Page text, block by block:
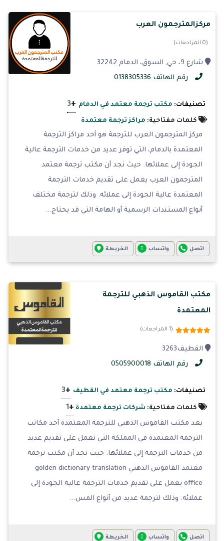
مركزالمترجمون العرب
(0 المراجعات)
شارع 9، حي, السوق، الدمام 32242
رقم الهاتف 0138305336
تصنيفات: مكتب ترجمة معتمد في الدمام +
3
كلمات مفتاحية: مراكز ترجمة معتمدة
مركز المترجمون العرب للترجمة هو أحد مراكز الترجمة
المعتمدة بالدمام، التي توفر عديد من خدمات الترجمة عالية
الجودة إلى عملائها. حيث نجد أن مكتب ترجمة معتمد
المترجمون العرب يعمل على تقديم خدمات الترجمة
المعتمدة عالية الجودة إلى عملائه. وذلك لترجمة مختلف
أنواع المستندات الرسمية أو الهامة التي قد يحتاج...
اتصل واتساب الخريطة
مكتب القاموس الذهبي للترجمة
المعتمدة
(1 المراجعات)
القطيف‎ 3263
رقم الهاتف 0505900018
تصنيفات: مكتب ترجمة معتمد في القطيف +
3
كلمات مفتاحية: شركات ترجمة معتمدة +
1
يعد مكتب القاموس الذهبي للترجمة المعتمدة أحد مكاتب
الترجمة المعتمدة في المملكة التي تعمل على تقديم عديد
من خدمات الترجمة إلى عملائها. حيث نجد أن مكتب ترجمة
معتمد القاموس الذهبي golden dictionary translation
office يعمل على تقديم خدمات الترجمة عالية الجودة إلى
عملائه. وذلك لترجمة عديد من أنواع المس...
اتصل واتساب الخريطة